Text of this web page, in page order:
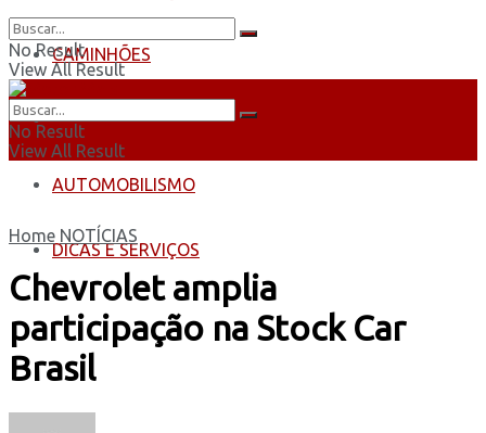
CAMINHÕES
ÔNIBUS
AUTOMOBILISMO
DICAS E SERVIÇOS
No Result
View All Result
No Result
View All Result
Home NOTÍCIAS
Chevrolet amplia
participação na Stock Car
Brasil